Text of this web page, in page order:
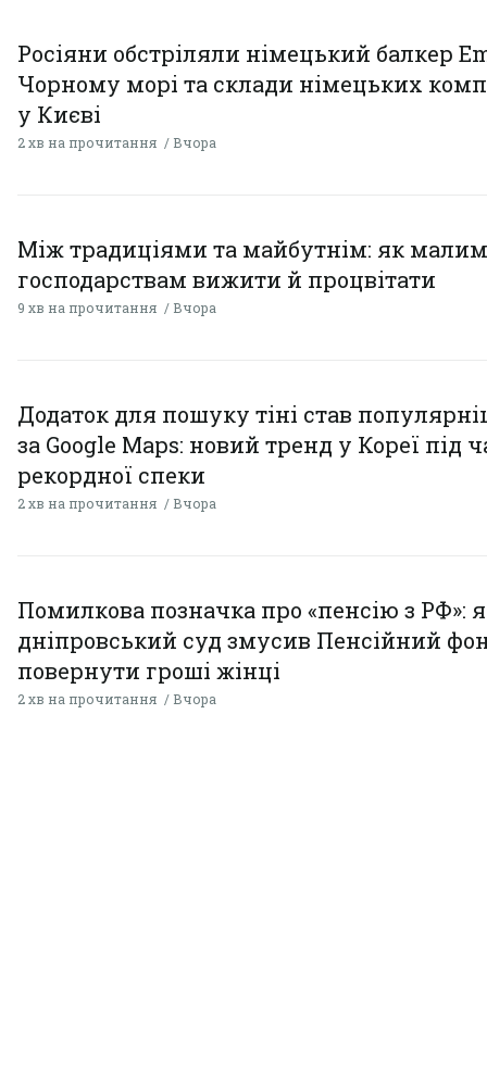
Росіяни обстріляли німецький балкер
Чорному морі та склади німецьких
у Києві
2 хв на прочитання Вчора
Між традиціями та майбутнім: як малим
господарствам вижити й процвітати
9 хв на прочитання Вчора
Додаток для пошуку тіні став
за Google Maps: новий тренд у Кореї під
рекордної спеки
2 хв на прочитання Вчора
Помилкова позначка про «пенсію з РФ»:
дніпровський суд змусив Пенсійний
повернути гроші жінці
2 хв на прочитання Вчора